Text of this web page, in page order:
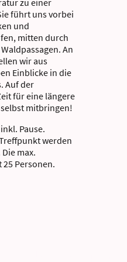
führt uns vorbei
und
mitten durch
An
wir aus
Einblicke in die
Auf der
für eine längere
mitbringen!
Pause.
werden
max.
Personen.